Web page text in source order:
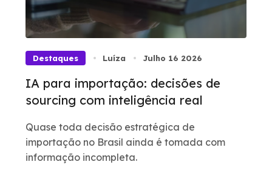
Destaques Luíza Julho 16 2026
IA para importação: decisões de
sourcing com inteligência real
Quase toda decisão estratégica de
importação no Brasil ainda é tomada com
informação incompleta.